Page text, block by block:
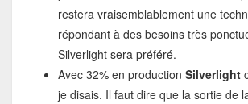
restera vraisemblablement une
répondant à des besoins très
Silverlight sera préféré.
Avec 32% en production Silverlight
je disais. Il faut dire que la sortie de